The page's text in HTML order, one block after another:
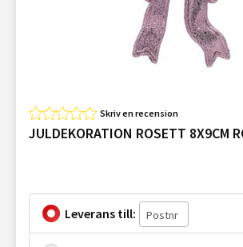
Skriv en recension
JULDEKORATION ROSETT 8X9CM
Leverans till: